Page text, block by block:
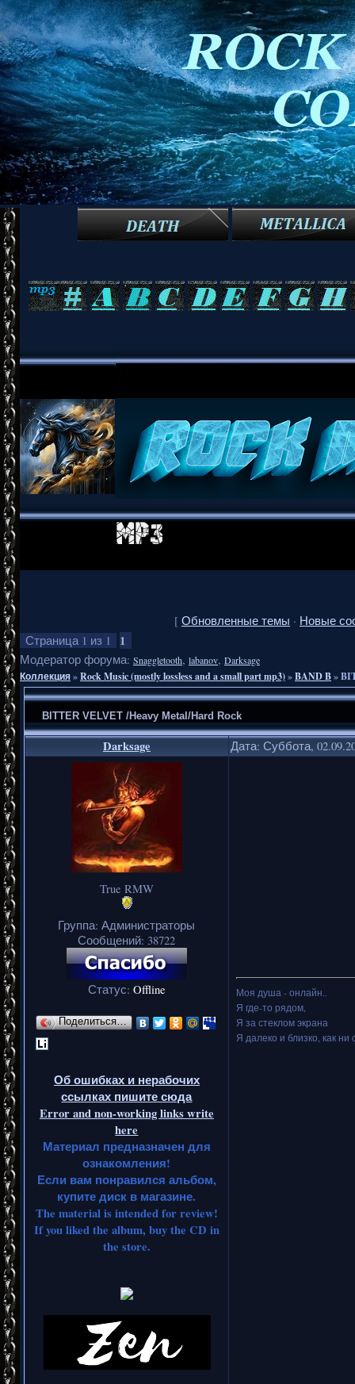
[ Обновленные темы · Новые
Страница 1 из 1 1
Модератор форума: Snaggletooth, labanov, Darksage
Коллекция»Rock Music (mostly lossless and a small part mp3)»BAND B»
BITTER VELVET /Heavy Metal/Hard Rock
Darksage Дата: Суббота,
True RMW
Группа: Администраторы
Сообщений: 38722
Статус: Offline
Поделиться…
Об ошибках и нерабочих
ссылках пишите сюда
Error and non-working links write
here
Материал предназначен для
ознакомления!
Если вам понравился альбом,
купите диск в магазине.
The material is intended for review!
If you liked the album, buy the CD in
the store.
Моя душа - онлайн..
Я где-то рядом,
Я за стеклом экрана
Я далеко и близко, как ни